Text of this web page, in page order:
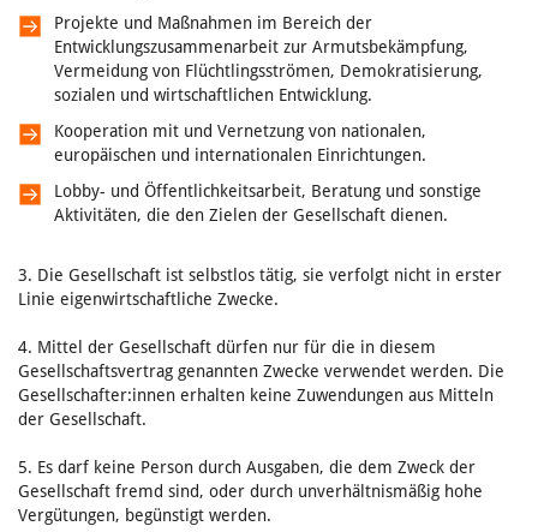
Projekte und Maßnahmen im Bereich der
Entwicklungszusammenarbeit zur Armutsbekämpfung,
Vermeidung von Flüchtlingsströmen, Demokratisierung,
sozialen und wirtschaftlichen Entwicklung.
Kooperation mit und Vernetzung von nationalen,
europäischen und internationalen Einrichtungen.
Lobby- und Öffentlichkeitsarbeit, Beratung und sonstige
Aktivitäten, die den Zielen der Gesellschaft dienen.
3. Die Gesellschaft ist selbstlos tätig, sie verfolgt nicht in erster
Linie eigenwirtschaftliche Zwecke.
4. Mittel der Gesellschaft dürfen nur für die in diesem
Gesellschaftsvertrag genannten Zwecke verwendet werden. Die
Gesellschafter:innen erhalten keine Zuwendungen aus Mitteln
der Gesellschaft.
5. Es darf keine Person durch Ausgaben, die dem Zweck der
Gesellschaft fremd sind, oder durch unverhältnismäßig hohe
Vergütungen, begünstigt werden.